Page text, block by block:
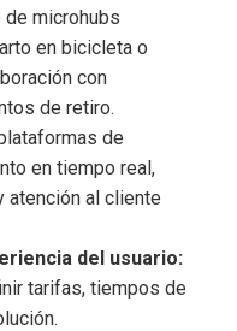
de microhubs
en bicicleta o
con
de retiro.
de
en tiempo real,
atención al cliente
del usuario:
tarifas, tiempos de